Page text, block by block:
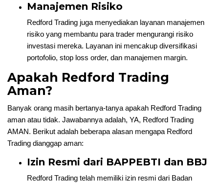
Manajemen Risiko
Redford Trading juga menyediakan layanan manajemen
risiko yang membantu para trader mengurangi risiko
investasi mereka. Layanan ini mencakup diversifikasi
portofolio, stop loss order, dan manajemen margin.
Apakah Redford Trading
Aman?
Banyak orang masih bertanya-tanya apakah Redford Trading
aman atau tidak. Jawabannya adalah, YA, Redford Trading
AMAN. Berikut adalah beberapa alasan mengapa Redford
Trading dianggap aman:
Izin Resmi dari BAPPEBTI dan BBJ
Redford Trading telah memiliki izin resmi dari Badan